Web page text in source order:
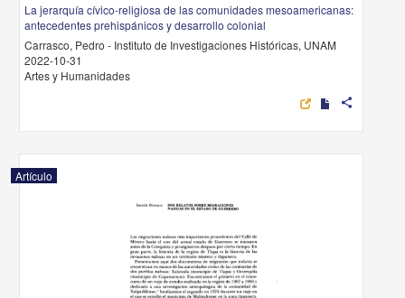
La jerarquía cívico-religiosa de las comunidades mesoamericanas:
antecedentes prehispánicos y desarrollo colonial
Carrasco, Pedro - Instituto de Investigaciones Históricas, UNAM
2022-10-31
Artes y Humanidades
share
Artículo